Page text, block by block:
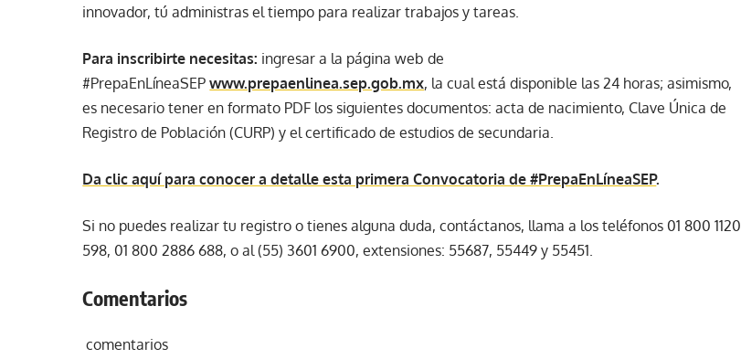
innovador, tú administras el tiempo para realizar trabajos y tareas.
Para inscribirte necesitas: ingresar a la página web de
#PrepaEnLíneaSEPwww.prepaenlinea.sep.gob.mx, la cual está disponible las 24 horas; asimismo,
es necesario tener en formato PDF los siguientes documentos: acta de nacimiento, Clave Única de
Registro de Población (CURP) y el certificado de estudios de secundaria.
Da clic aquí para conocer a detalle esta primera Convocatoria de #PrepaEnLíneaSEP.
Si no puedes realizar tu registro o tienes alguna duda, contáctanos, llama a los teléfonos 01 800 1120
598, 01 800 2886 688, o al (55) 3601 6900, extensiones: 55687, 55449 y 55451.
Comentarios
comentarios